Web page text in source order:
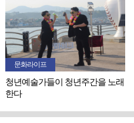
문화라이프
청년예술가들이 청년주간을 노래
한다